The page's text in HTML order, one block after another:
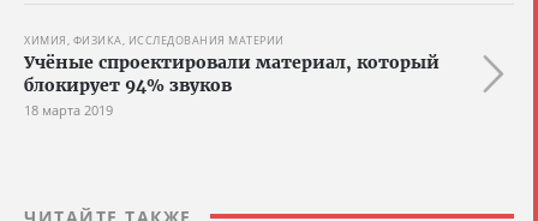
ХИМИЯ, ФИЗИКА, ИССЛЕДОВАНИЯ МАТЕРИИ
Учёные спроектировали материал, который
блокирует 94% звуков
18 марта 2019
ЧИТАЙТЕ ТАКЖЕ